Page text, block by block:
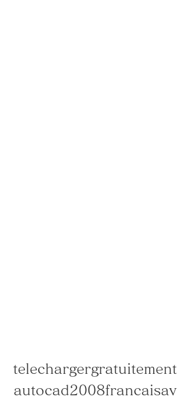
telechargergratuitement
autocad2008francaisav